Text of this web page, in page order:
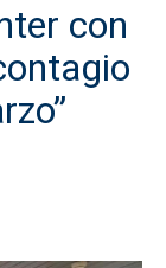
con